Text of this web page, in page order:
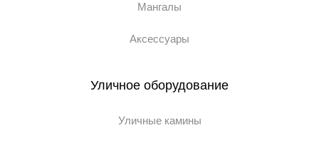
Мангалы
Аксессуары
Уличное оборудование
Уличные камины